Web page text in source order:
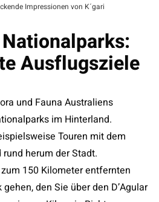
Impressionen von K´gari
Ausflugsziele
und Fauna Australiens
im Hinterland.
Touren mit dem
rund herum der Stadt.
150 Kilometer entfernten
den Sie über den D’Agular